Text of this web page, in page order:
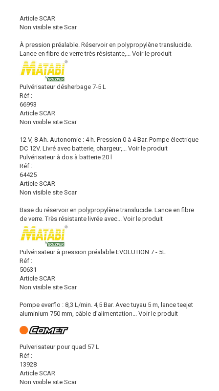
Article SCAR
Non visible site Scar
À pression préalable. Réservoir en polypropylène translucide.
Lance en fibre de verre très résistante,...
Voir le produit
Pulvérisateur désherbage 7-5 L
Réf :
66993
Article SCAR
Non visible site Scar
12 V, 8 Ah. Autonomie : 4 h. Pression 0 à 4 Bar. Pompe électrique
DC 12V. Livré avec batterie, chargeur,...
Voir le produit
Pulvérisateur à dos à batterie 20 l
Réf :
64425
Article SCAR
Non visible site Scar
Base du réservoir en polypropylène translucide. Lance en fibre
de verre. Très résistante livrée avec...
Voir le produit
Pulvérisateur à pression préalable EVOLUTION 7 - 5L
Réf :
50631
Article SCAR
Non visible site Scar
Pompe everflo : 8,3 L/min. 4,5 Bar. Avec tuyau 5 m, lance teejet
aluminium 750 mm, câble d’alimentation...
Voir le produit
Pulverisateur pour quad 57 L
Réf :
13928
Article SCAR
Non visible site Scar